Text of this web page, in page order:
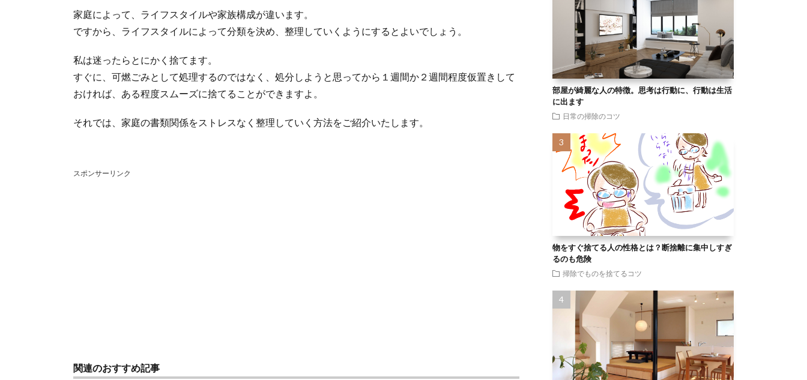
家庭によって、ライフスタイルや家族構成が違います。
ですから、ライフスタイルによって分類を決め、整理していくようにするとよいでしょう。
私は迷ったらとにかく捨てます。
すぐに、可燃ごみとして処理するのではなく、処分しようと思ってから１週間か２週間程度仮置きして
おければ、ある程度スムーズに捨てることができますよ。
それでは、家庭の書類関係をストレスなく整理していく方法をご紹介いたします。
スポンサーリンク
関連のおすすめ記事
部屋が綺麗な人の特徴。思考は行動に、行動は生活
に出ます
日常の掃除のコツ
物をすぐ捨てる人の性格とは？断捨離に集中しすぎ
るのも危険
掃除でものを捨てるコツ